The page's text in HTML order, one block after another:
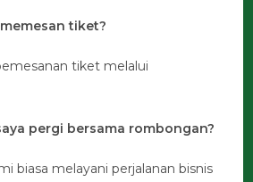
tiket?
tiket melalui
pergi bersama rombongan?
biasa melayani perjalanan bisnis